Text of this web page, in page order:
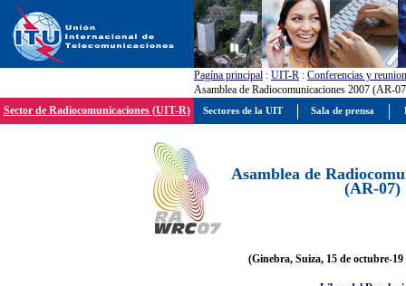
Pagína principal : UIT-R : Conferencias y
Asamblea de Radiocomunicaciones 2007 (AR-
Sector de Radiocomunicaciones (UIT-R)
Asamblea de
(AR-07)
(Ginebra, Suiza, 15 de octubre-19
Sectores de la UIT Sala de prensa